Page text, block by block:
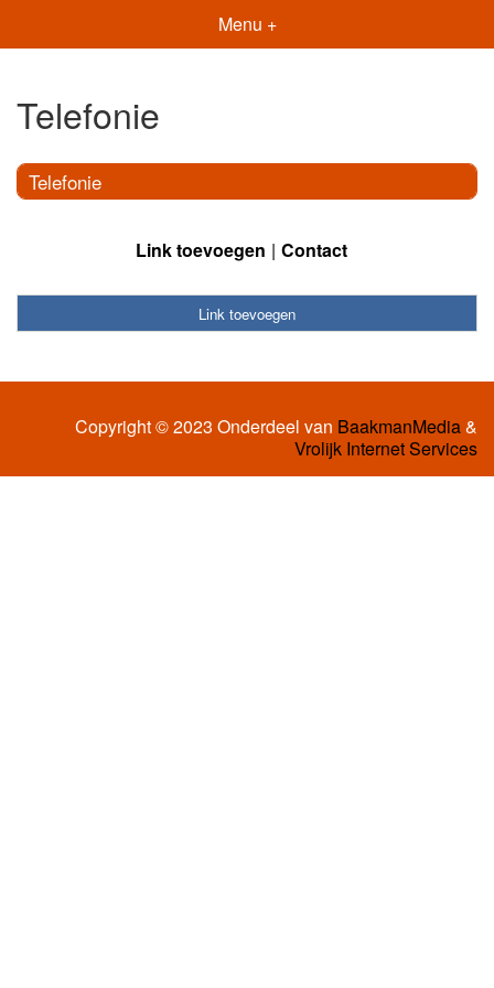
Menu +
Telefonie
Telefonie
Link toevoegen Contact
Link toevoegen
Copyright © 2023 Onderdeel van BaakmanMedia&
Vrolijk Internet Services